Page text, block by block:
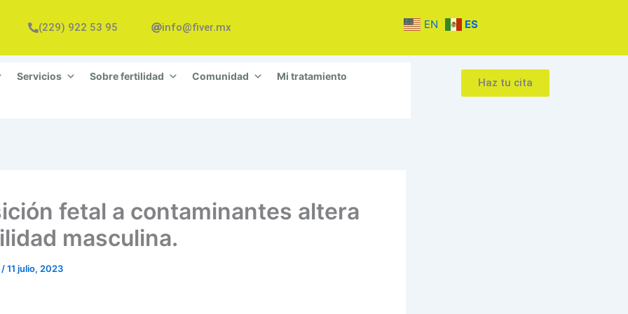
(229) 922 53 95 info@fiver.mx EN ES
Servicios Sobre fertilidad Comunidad Mi tratamiento
Haz tu cita
fetal a contaminantes altera
masculina.
/11 julio, 2023